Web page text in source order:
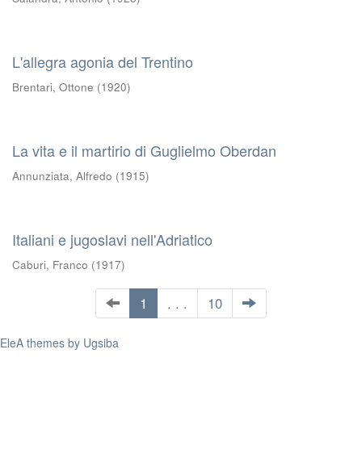
L'allegra agonia del Trentino
Brentari, Ottone (1920)
La vita e il martirio di Guglielmo Oberdan
Annunziata, Alfredo (1915)
Italiani e jugoslavi nell'Adriatico
Caburi, Franco (1917)
1 . . . 10
EleA themes by Ugsiba